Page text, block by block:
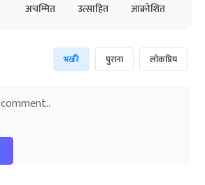
अचम्मित उत्साहित आक्रोशित
भर्खरै पुराना लोकप्रिय